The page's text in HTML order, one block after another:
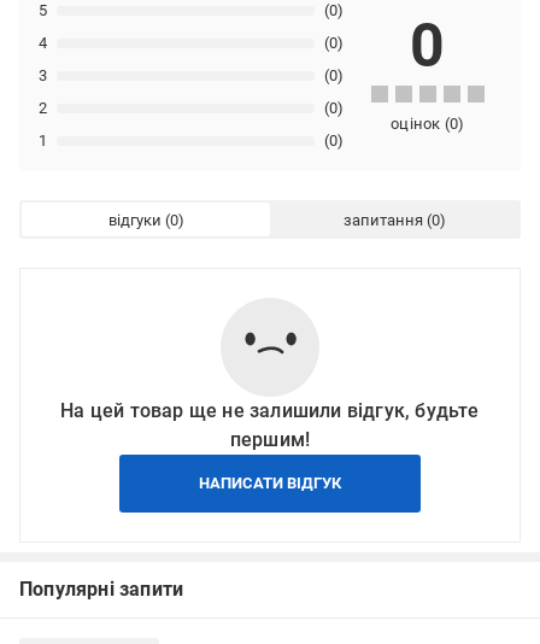
1 (0)
2 (0)
3 (0)
4 (0)
5 (0)
0
оцінок (0)
відгуки запитання
На цей товар ще не залишили відгук, будьте
першим!
НАПИСАТИ ВІДГУК
Популярні запити